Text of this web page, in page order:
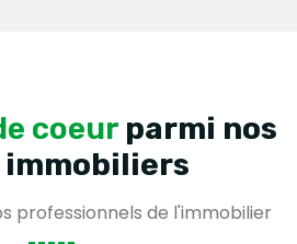
coeur parmi nos
immobiliers
professionnels de l'immobilier